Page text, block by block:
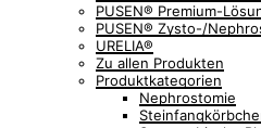
PUSEN® Premium-
PUSEN® Zysto-/
URELIA®
Zu allen Produkten
Produktkategorien
Nephrostomie